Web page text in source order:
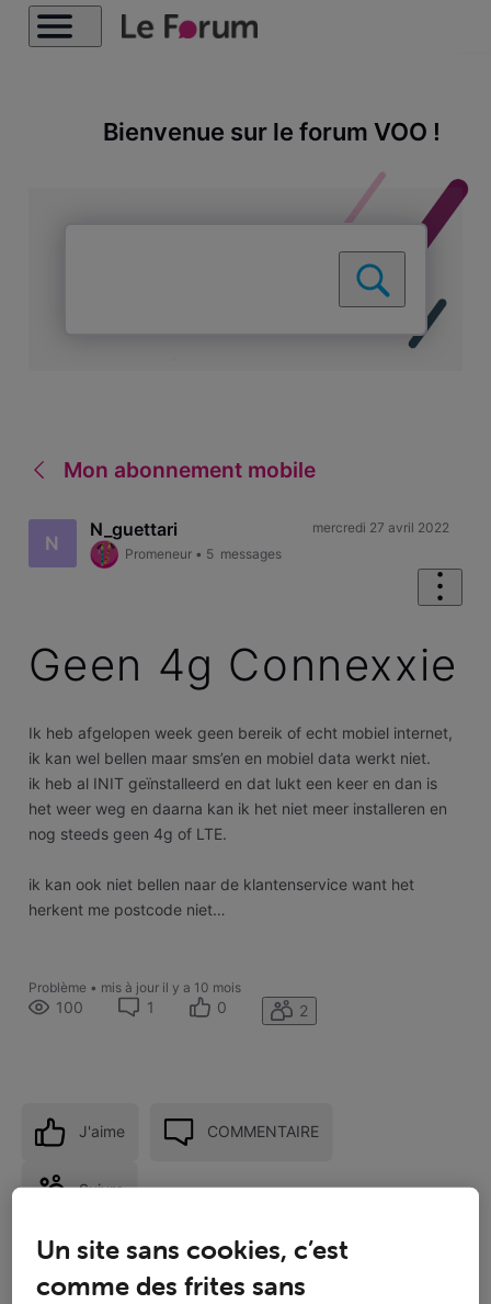
Bienvenue sur le forum VOO !
Mon abonnement mobile
N
N_guettari
Promeneur • 5 messages
mercredi 27 avril 2022
Geen 4g Connexxie
Ik heb afgelopen week geen bereik of echt mobiel internet,
ik kan wel bellen maar sms’en en mobiel data werkt niet.
ik heb al INIT geïnstalleerd en dat lukt een keer en dan is
het weer weg en daarna kan ik het niet meer installeren en
nog steeds geen 4g of LTE.
ik kan ook niet bellen naar de klantenservice want het
herkent me postcode niet…
Problème • mis à jour il y a 10 mois
100 1 0 2
J'aime COMMENTAIRE
Suivre
Un site sans cookies, c’est
comme des frites sans